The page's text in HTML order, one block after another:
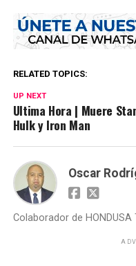
RELATED TOPICS:
UP NEXT
Ultima Hora | Muere
Hulk y Iron Man
Oscar
Colaborador de